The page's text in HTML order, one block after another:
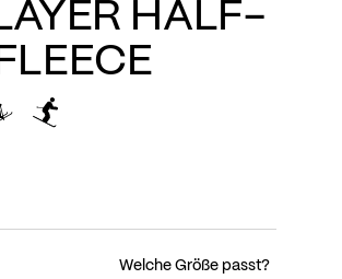
Welche Größe passt?